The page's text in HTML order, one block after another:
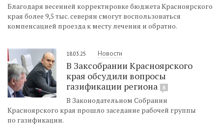
Благодаря весенней корректировке бюджета Красноярского
края более 9,5 тыс. северян смогут воспользоваться
компенсацией проезда к месту лечения и обратно.
18.03.25 Новости
В Заксобрании Красноярского
края обсудили вопросы
газификации региона
8
В Законодательном Собрании
Красноярского края прошло заседание рабочей группы
по газификации.